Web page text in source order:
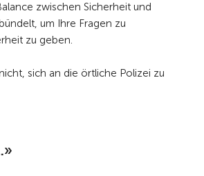
zwischen Sicherheit und
um Ihre Fragen zu
zu geben.
sich an die örtliche Polizei zu